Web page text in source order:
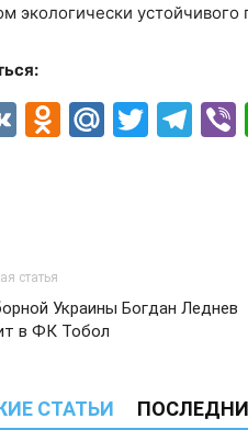
экологически устойчивого
VK Mail.Ru
статья
Украины Богдан Леднев
в ФК Тобол
СТАТЬИ